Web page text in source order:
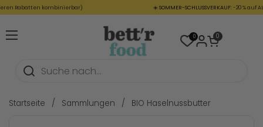
Zum Inhalt springen
Rabatten kombinierbar) SOMMER-SCHLUSSVERKAUF:-20 % auf
Menü öffnen 0
Warenkorb öffnen
0
Startseite / Sammlungen / BIO Haselnussbutter